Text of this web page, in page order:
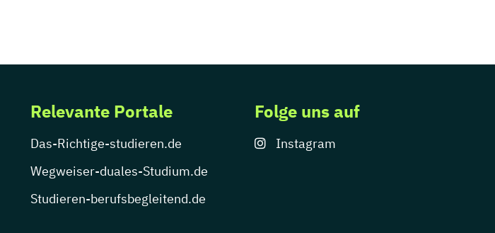
Relevante Portale
Das-Richtige-studieren.de
Wegweiser-duales-Studium.de
Studieren-berufsbegleitend.de
Folge uns auf
Instagram